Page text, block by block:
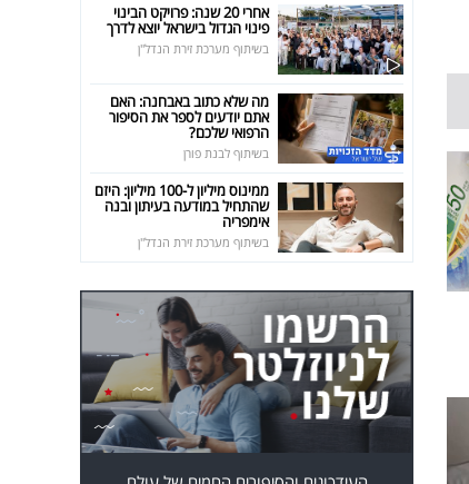
אחרי 20 שנה: פרויקט הבינוי
פינוי הגדול בישראל יוצא לדרך
בשיתוף מערכת זירת הנדל"ן
מה שלא כתוב באבחנה: האם
אתם יודעים לספר את הסיפור
הרפואי שלכם?
בשיתוף לבנת פורן
ממינוס מיליון ל-100 מיליון: היזם
שהתחיל במודעה בעיתון ובנה
אימפריה
בשיתוף מערכת זירת הנדל"ן